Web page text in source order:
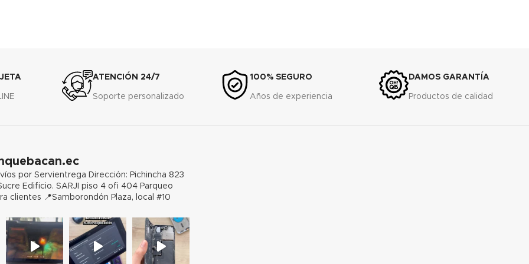
ATENCIÓN 24/7
Soporte personalizado
100% SEGURO
Años de experiencia
DAMOS GARANTÍA
Productos de calidad
por Servientrega Dirección: Pichincha 823
Edificio. SARJI piso 4 ofi 404 Parqueo
clientes 📍Samborondón Plaza, local #10